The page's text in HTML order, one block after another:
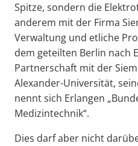
Spitze, sondern die
anderem mit der Firma
Verwaltung und etliche
dem geteilten Berlin nach
Partnerschaft mit der
Alexander-Universität,
nennt sich Erlangen
Medizintechnik“.
Dies darf aber nicht